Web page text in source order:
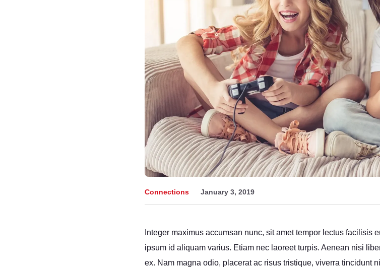
Connections January 3, 2019
Integer maximus accumsan nunc, sit amet tempor lectus facilisis
ipsum id aliquam varius. Etiam nec laoreet turpis. Aenean nisi
ex. Nam magna odio, placerat ac risus tristique, viverra tincidunt